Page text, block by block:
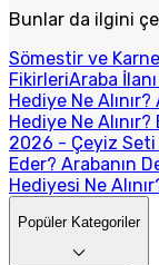
Bunlar da ilgini
Sömestir ve
FikirleriAraba
Hediye Ne
Hediye Ne
2026 - Çeyiz Seti
Eder? Arabanın
Hediyesi Ne
Popüler Kategoriler